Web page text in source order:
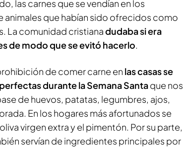
las carnes que se vendían en los
animales que habían sido ofrecidos como
La comunidad cristianadudaba si era
de modo que se evitó hacerlo.
de comer carne en las casas se
durante la Semana Santaque nos
de huevos, patatas, legumbres, ajos,
En los hogares más afortunados se
virgen extra y el pimentón. Por su parte,
servían de ingredientes principales por